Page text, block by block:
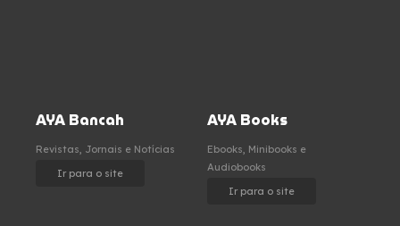
AYA Bancah
Revistas, Jornais e Notícias
Ir para o site
AYA Books
Ebooks, Minibooks e
Audiobooks
Ir para o site